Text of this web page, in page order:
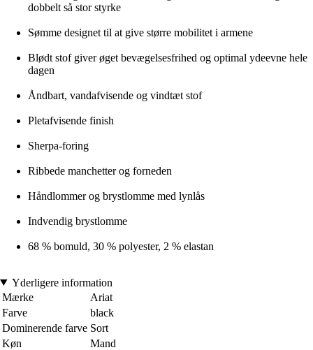
dobbelt så stor styrke
Sømme designet til at give større mobilitet i armene
Blødt stof giver øget bevægelsesfrihed og optimal ydeevne hele
dagen
Åndbart, vandafvisende og vindtæt stof
Pletafvisende finish
Sherpa-foring
Ribbede manchetter og forneden
Håndlommer og brystlomme med lynlås
Indvendig brystlomme
68 % bomuld, 30 % polyester, 2 % elastan
Yderligere information
Mærke
Ariat
Farve
black
Dominerende farve Sort
Køn
Mand